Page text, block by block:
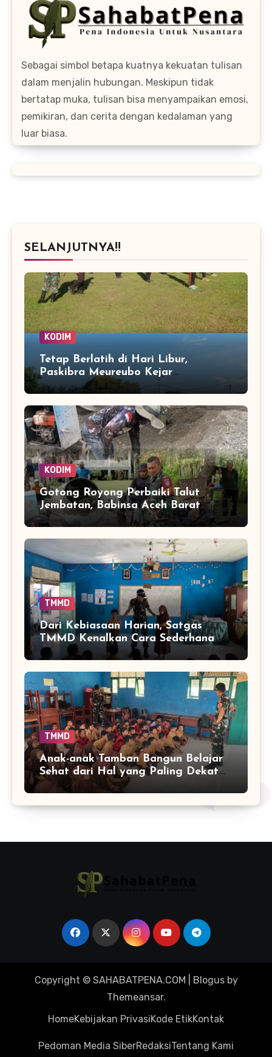
Sebagai simbol betapa kuatnya kekuatan tulisan
dalam menjalin hubungan. Meskipun tidak
bertatap muka, tulisan bisa menyampaikan emosi,
pemikiran, dan cerita dengan kedalaman yang
luar biasa.
SELANJUTNYA!!
KODIM
Tetap Berlatih di Hari Libur,
Paskibra Meureubo Kejar
Kekompakan Jelang 17 Agustus
KODIM
Gotong Royong Perbaiki Talut
Jembatan, Babinsa Aceh Barat
Bantu Pulihkan Akses Warga
TMMD
Dari Kebiasaan Harian, Satgas
TMMD Kenalkan Cara Sederhana
Mencegah Penyakit Sejak Dini
TMMD
Anak-anak Tamban Bangun Belajar
Sehat dari Hal yang Paling Dekat
dengan Keseharian
Copyright © SAHABATPENA.COM Blogusby
Themeansar.
HomeKebijakan PrivasiKode EtikKontak
Pedoman Media SiberRedaksiTentang Kami